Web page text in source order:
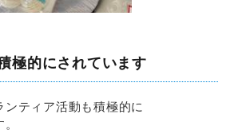
極的にされています
ティア活動も積極的に